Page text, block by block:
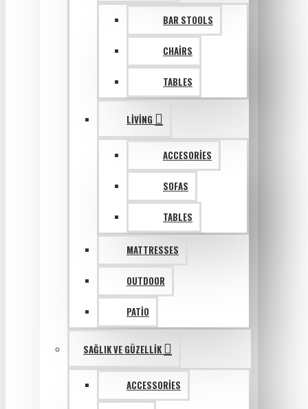
BAR STOOLS
CHAIRS
TABLES
LIVING
ACCESORIES
SOFAS
TABLES
MATTRESSES
OUTDOOR
PATIO
SAĞLIK VE GÜZELLIK
ACCESSORIES